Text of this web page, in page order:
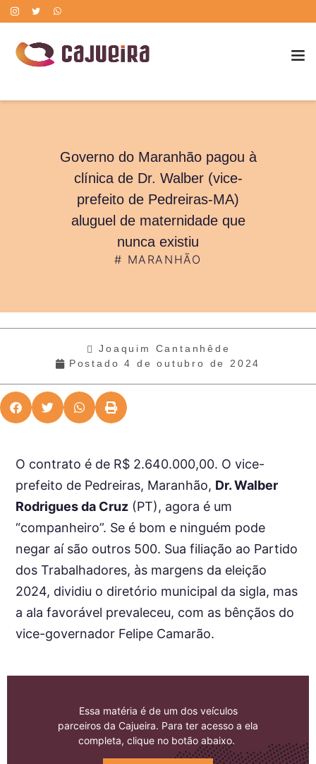
Governo do Maranhão pagou à
clínica de Dr. Walber (vice-
prefeito de Pedreiras-MA)
aluguel de maternidade que
nunca existiu
# MARANHÃO
Joaquim Cantanhêde
Postado 4 de outubro de 2024
O contrato é de R$ 2.640.000,00. O vice-
prefeito de Pedreiras, Maranhão, Dr. Walber
Rodrigues da Cruz (PT), agora é um
“companheiro”. Se é bom e ninguém pode
negar aí são outros 500. Sua filiação ao Partido
dos Trabalhadores, às margens da eleição
2024, dividiu o diretório municipal da sigla, mas
a ala favorável prevaleceu, com as bênçãos do
vice-governador Felipe Camarão.
Essa matéria é de um dos veículos
parceiros da Cajueira. Para ter acesso a ela
completa, clique no botão abaixo.